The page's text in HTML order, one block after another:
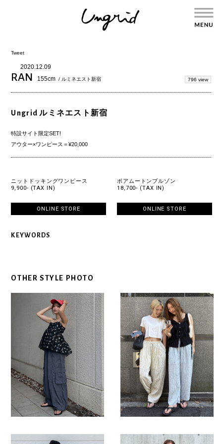
Tweet
2020.12.09
RAN 155cm / ルミネエスト新宿 796 view
Ungrid ルミネエスト新宿
特設サイト限定SET!
アウター×ワンピース＝¥20,000
ニットドッキングワンピース
9,900- (TAX IN)
ONLINE STORE
ボアムートンブルゾン
18,700- (TAX IN)
ONLINE STORE
KEYWORDS
OTHER STYLE PHOTO